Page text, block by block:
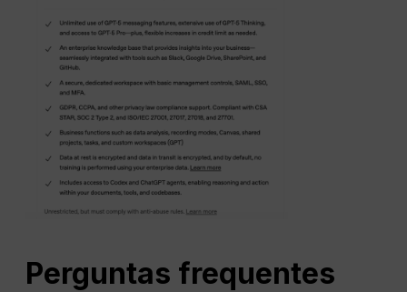
Perguntas frequentes